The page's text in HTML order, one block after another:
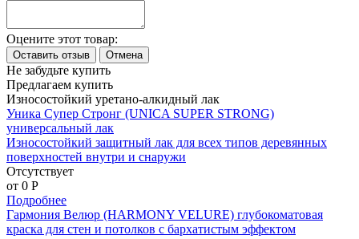
Оцените этот товар:
Не забудьте купить
Предлагаем купить
Износостойкий уретано-алкидный лак
Уника Супер Стронг (UNICA SUPER STRONG)
универсальный лак
Износостойкий защитный лак для всех типов деревянных
поверхностей внутри и снаружи
Отсутствует
от 0 P
Подробнее
Гармония Велюр (HARMONY VELURE) глубокоматовая
краска для стен и потолков с бархатистым эффектом